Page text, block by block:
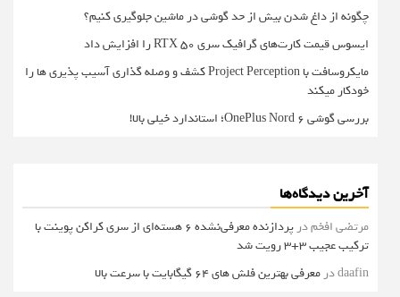
چگونه از داغ شدن بیش از حد گوشی در ماشین جلوگیری کنیم؟
ایسوس قیمت کارت‌های گرافیک سری RTX 50 را افزایش داد
مایکروسافت با Project Perception کشف و وصله گذاری آسیب پذیری ها را
خودکار میکند
بررسی گوشی OnePlus Nord 6؛ استاندارد خیلی بالا!
آخرین دیدگاه‌ها
مرتضی افخمدر
پردازنده معرفی‌نشده 6 هسته‌ای از سری کراکن پوینت با
ترکیب عجیب 3+3 رویت شد
daafinدر معرفی بهترین فلش های 64 گیگابایت با سرعت بالا